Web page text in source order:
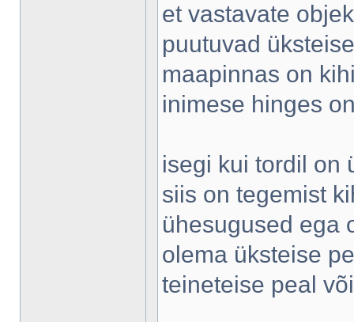
et vastavate
puutuvad
maapinnas on
inimese hinges
isegi kui tordil on
siis on tegemist
ühesugused ega
olema üksteise
teineteise peal